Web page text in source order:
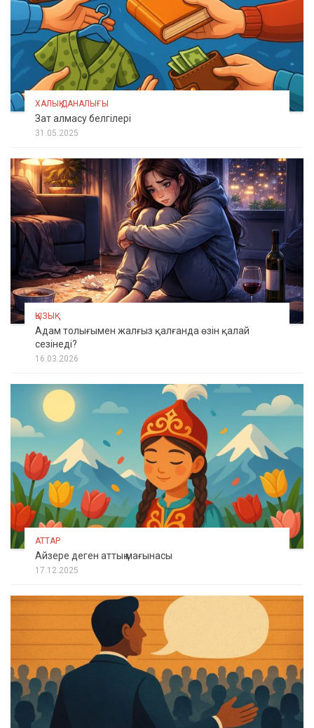
ХАЛЫҚ ДАНАЛЫҒЫ
Зат алмасу белгілері
31.05.2025
ҚЫЗЫҚ
Адам толығымен жалғыз қалғанда өзін қалай
сезінеді?
16.03.2026
АТТАР
Айзере деген аттың мағынасы
17.12.2025